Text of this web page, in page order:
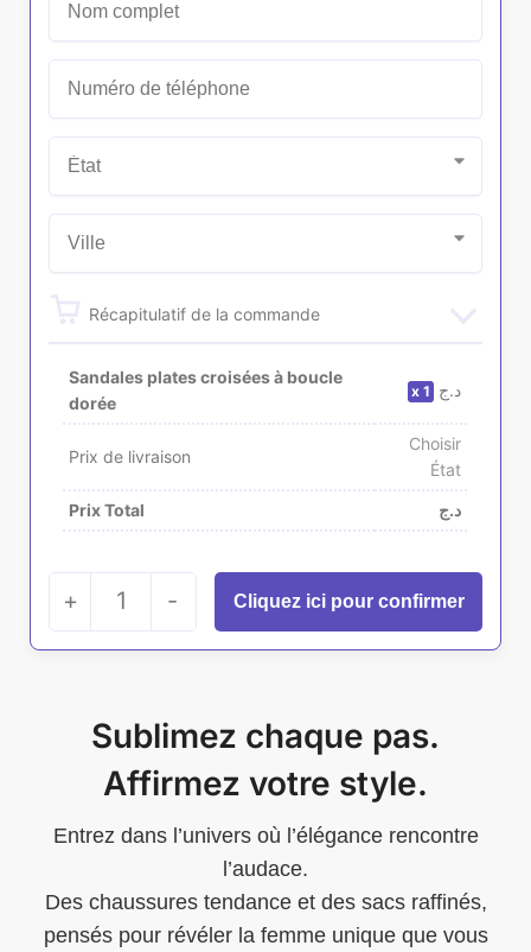
Récapitulatif de la commande
Sandales plates croisées à boucle
dorée
1 د.ج
Prix de livraison
Choisir
État
Prix Total
د.ج
+ 1 -
Sublimez chaque pas.
Affirmez votre style.
Entrez dans l’univers où l’élégance rencontre
l’audace.
Des chaussures tendance et des sacs raffinés,
pensés pour révéler la femme unique que vous